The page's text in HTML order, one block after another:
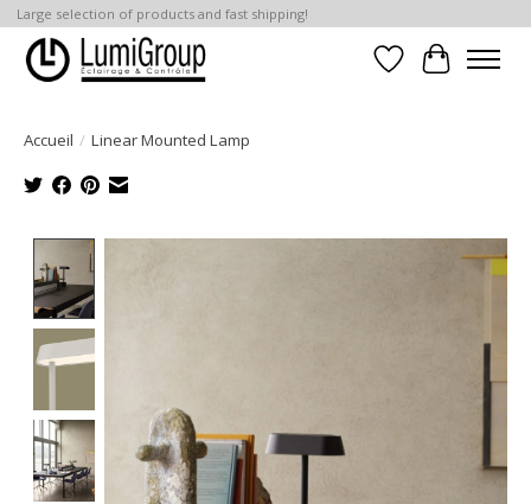
Large selection of products and fast shipping!
Liste dePanier
Accueil / Linear Mounted Lamp